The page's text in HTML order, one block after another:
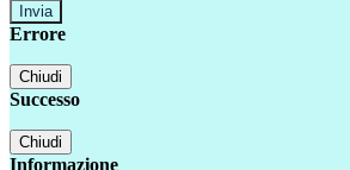
Errore
Chiudi
Successo
Chiudi
Informazione